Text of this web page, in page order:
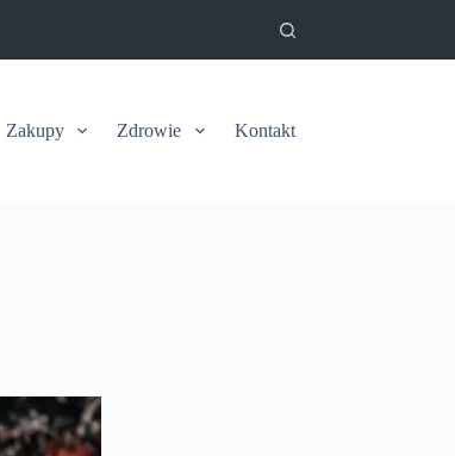
Zakupy Zdrowie Kontakt